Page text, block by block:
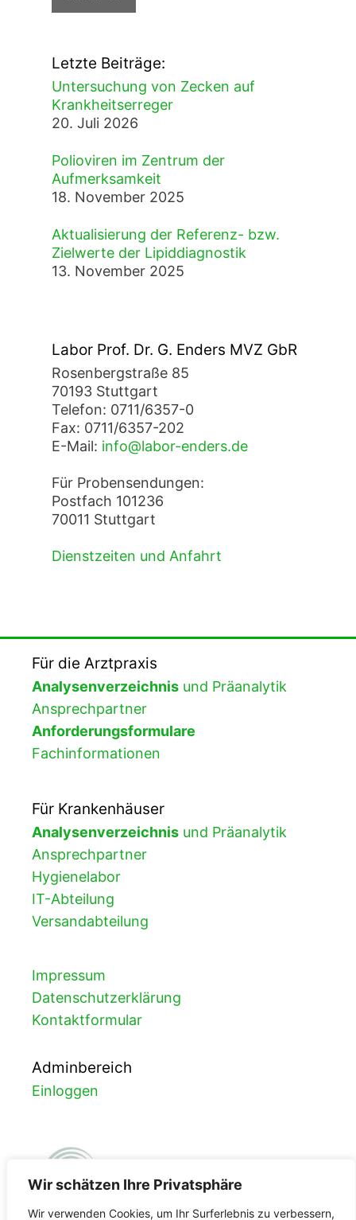
Wir schätzen Ihre Privatsphäre
Wir verwenden Cookies, um Ihr Surferlebnis zu verbessern,
Letzte Beiträge:
Untersuchung von Zecken auf
Krankheitserreger
20. Juli 2026
Polioviren im Zentrum der
Aufmerksamkeit
18. November 2025
Aktualisierung der Referenz- bzw.
Zielwerte der Lipiddiagnostik
13. November 2025
Labor Prof. Dr. G. Enders MVZ GbR
Rosenbergstraße 85
70193 Stuttgart
Telefon: 0711/6357-0
Fax: 0711/6357-202
E-Mail: info@labor-enders.de
Für Probensendungen:
Postfach 101236
70011 Stuttgart
Dienstzeiten und Anfahrt
Für die Arztpraxis
Analysenverzeichnis und Präanalytik
Ansprechpartner
Anforderungsformulare
Fachinformationen
Für Krankenhäuser
Analysenverzeichnis und Präanalytik
Ansprechpartner
Hygienelabor
IT-Abteilung
Versandabteilung
Impressum
Datenschutzerklärung
Kontaktformular
Adminbereich
Einloggen